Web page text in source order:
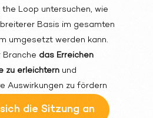
the Loop untersuchen, wie
Basis im gesamten
umgesetzt werden kann.
Branche das Erreichen
zu erleichtern und
Auswirkungen zu fördern
die Sitzung an